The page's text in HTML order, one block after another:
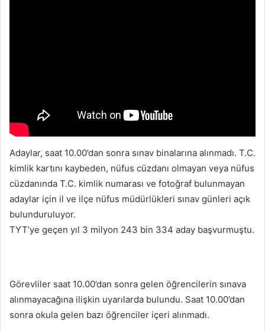
Adaylar, saat 10.00’dan sonra sınav binalarına alınmadı. T.C.
kimlik kartını kaybeden, nüfus cüzdanı olmayan veya nüfus
cüzdanında T.C. kimlik numarası ve fotoğraf bulunmayan
adaylar için il ve ilçe nüfus müdürlükleri sınav günleri açık
bulunduruluyor.
TYT’ye geçen yıl 3 milyon 243 bin 334 aday başvurmuştu.
Görevliler saat 10.00’dan sonra gelen öğrencilerin sınava
alınmayacağına ilişkin uyarılarda bulundu. Saat 10.00’dan
sonra okula gelen bazı öğrenciler içeri alınmadı.